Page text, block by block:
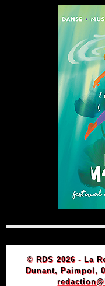
© RDS 2026 - La
Dunant, Paimpol,